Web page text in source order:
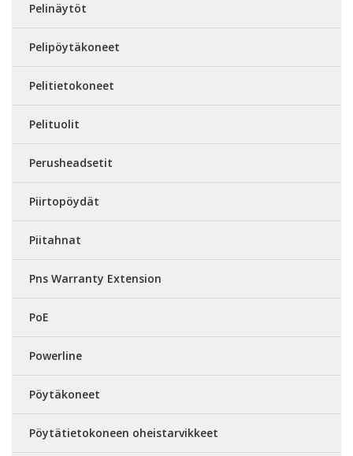
Pelinäytöt
Pelipöytäkoneet
Pelitietokoneet
Pelituolit
Perusheadsetit
Piirtopöydät
Piitahnat
Pns Warranty Extension
PoE
Powerline
Pöytäkoneet
Pöytätietokoneen oheistarvikkeet